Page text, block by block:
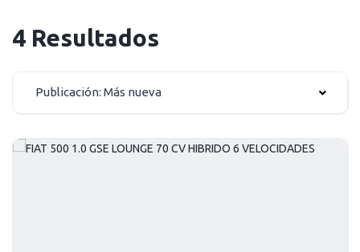
4 Resultados
Publicación: Más nueva